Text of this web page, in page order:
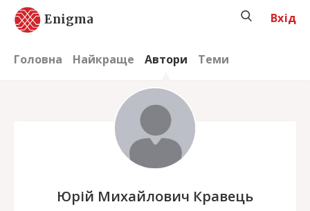
Enigma
Головна Найкраще Автори Теми
Вхід
Юрій Михайлович Кравець